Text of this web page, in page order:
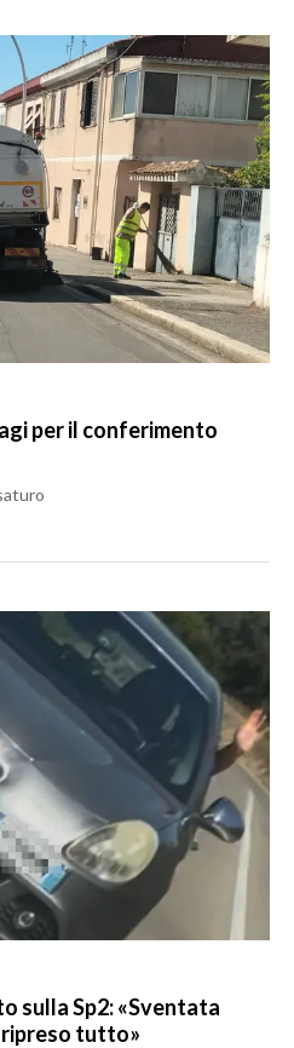
per il conferimento
sulla Sp2: «Sventata
tutto»